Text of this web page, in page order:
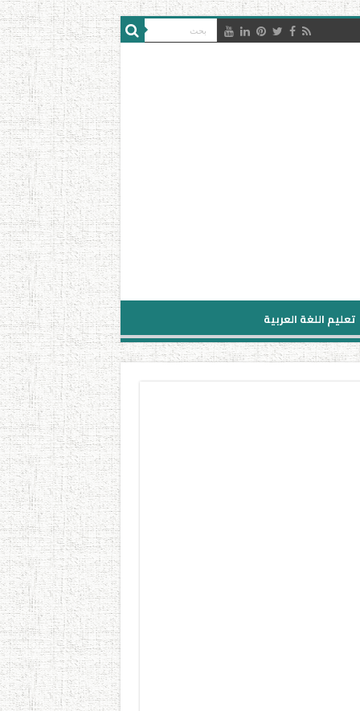
تعليم اللغة العربية